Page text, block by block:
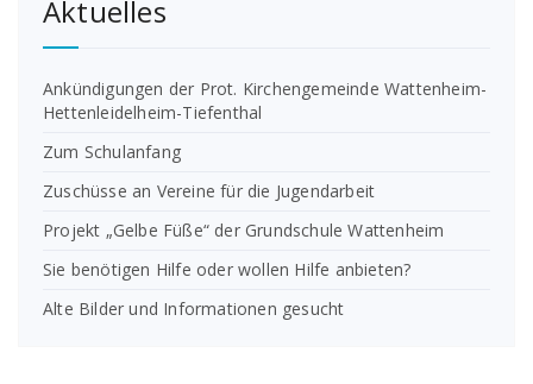
Aktuelles
Ankündigungen der Prot. Kirchengemeinde Wattenheim-
Hettenleidelheim-Tiefenthal
Zum Schulanfang
Zuschüsse an Vereine für die Jugendarbeit
Projekt „Gelbe Füße“ der Grundschule Wattenheim
Sie benötigen Hilfe oder wollen Hilfe anbieten?
Alte Bilder und Informationen gesucht